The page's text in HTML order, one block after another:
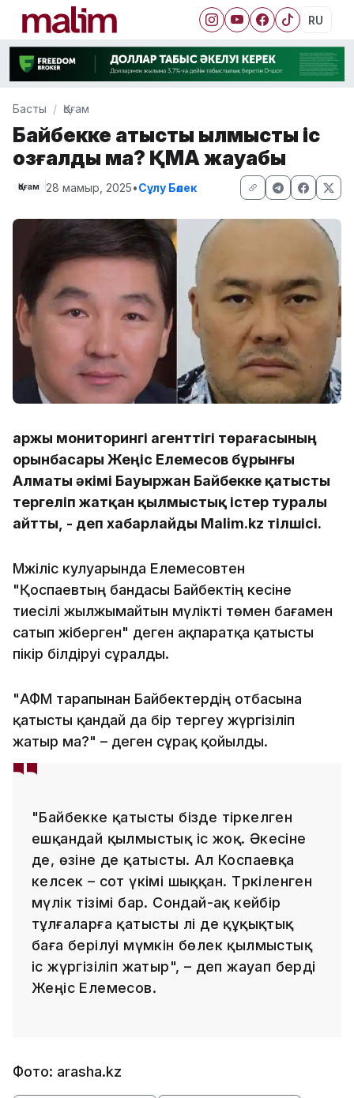
RU
Басты Қоғам
Байбекке қатысты қылмыстық іс
қозғалды ма? ҚМА жауабы
Қоғам 28 мамыр, 2025•Сұлу Бөлек
Қаржы мониторингі агенттігі төрағасының
орынбасары Жеңіс Елемесов бұрынғы
Алматы әкімі Бауыржан Байбекке қатысты
тергеліп жатқан қылмыстық істер туралы
айтты, - деп хабарлайды Malim.kz тілшісі.
Мәжіліс кулуарында Елемесовтен
"Қоспаевтың бандасы Байбектің әкесіне
тиесілі жылжымайтын мүлікті төмен бағамен
сатып жіберген" деген ақпаратқа қатысты
пікір білдіруі сұралды.
"АФМ тарапынан Байбектердің отбасына
қатысты қандай да бір тергеу жүргізіліп
жатыр ма?" – деген сұрақ қойылды.
"Байбекке қатысты бізде тіркелген
ешқандай қылмыстық іс жоқ. Әкесіне
де, өзіне де қатысты. Ал Коспаевқа
келсек – сот үкімі шыққан. Тәркіленген
мүлік тізімі бар. Сондай-ақ кейбір
тұлғаларға қатысты әлі де құқықтық
баға берілуі мүмкін бөлек қылмыстық
іс жүргізіліп жатыр", – деп жауап берді
Жеңіс Елемесов.
Фото: arasha.kz